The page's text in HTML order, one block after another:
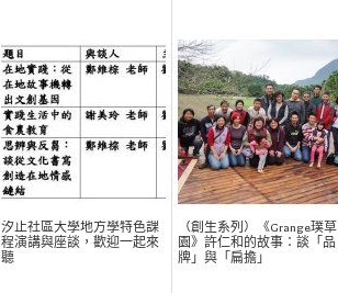
汐止社區大學地方學特色課
程演講與座談，歡迎一起來
聽
（創生系列）《Grange璞草
園》許仁和的故事：談「品
牌」與「扁擔」